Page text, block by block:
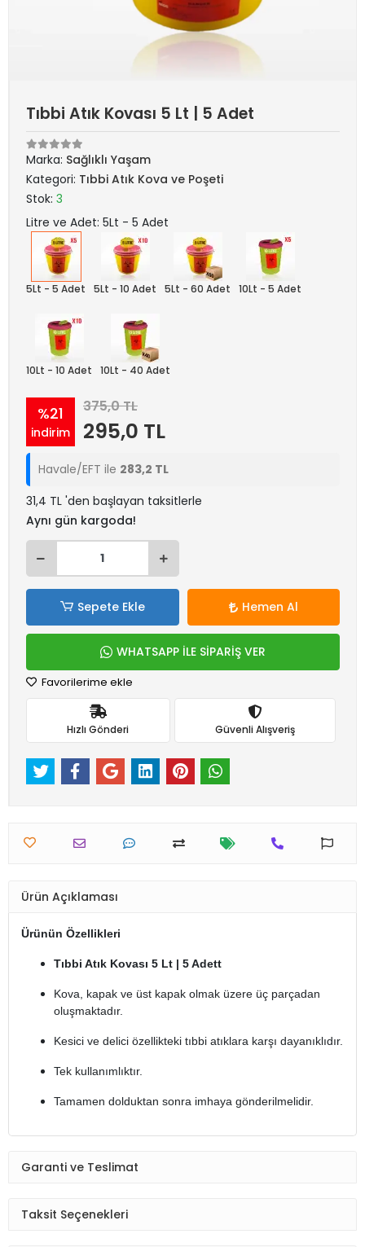
Tıbbi Atık Kovası 5 Lt | 5 Adet
Marka: Sağlıklı Yaşam
Kategori: Tıbbi Atık Kova ve Poşeti
Stok: 3
Litre ve Adet: 5Lt - 5 Adet
5Lt - 5 Adet 5Lt - 10 Adet 5Lt - 60 Adet 10Lt - 5 Adet
10Lt - 10 Adet 10Lt - 40 Adet
%21
indirim
375,0 TL
295,0 TL
Havale/EFT ile 283,2 TL
31,4 TL 'den başlayan taksitlerle
Aynı gün kargoda!
Sepete Ekle Hemen Al
WHATSAPP İLE SİPARİŞ VER
Favorilerime ekle
Hızlı Gönderi Güvenli Alışveriş
Ürün Açıklaması
Ürünün Özellikleri
Tıbbi Atık Kovası 5 Lt | 5 Adett
Kova, kapak ve üst kapak olmak üzere üç parçadan
oluşmaktadır.
Kesici ve delici özellikteki tıbbi atıklara karşı dayanıklıdır.
Tek kullanımlıktır.
Tamamen dolduktan sonra imhaya gönderilmelidir.
Garanti ve Teslimat
Taksit Seçenekleri